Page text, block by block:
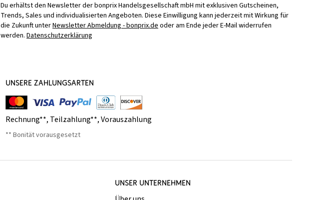
Du erhältst den Newsletter der bonprix Handelsgesellschaft mbH mit exklusiven Gutscheinen,
Trends, Sales und individualisierten Angeboten. Diese Einwilligung kann jederzeit mit Wirkung für
die Zukunft unterNewsletter Abmeldung - bonprix.deoder am Ende jeder E-Mail widerrufen
werden. Datenschutzerklärung
UNSERE ZAHLUNGSARTEN
Rechnung**, Teilzahlung**,Vorauszahlung
** Bonität vorausgesetzt
UNSER UNTERNEHMEN